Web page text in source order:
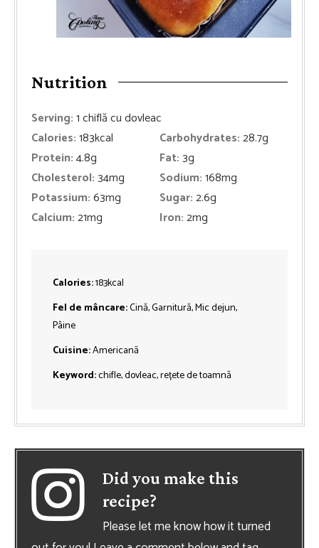
Nutrition
Serving:1chiflă cu dovleac
Calories:183kcal Carbohydrates:28.7g
Protein:4.8g Fat:3g
Cholesterol:34mg Sodium:168mg
Potassium:63mg Sugar:2.6g
Calcium:21mg Iron:2mg
Calories:183kcal
Fel de mâncare:Cină, Garnitură, Mic dejun,
Pâine
Cuisine:Americană
Keyword:chifle, dovleac, rețete de toamnă
Did you make this
recipe?
Please let me know how it turned